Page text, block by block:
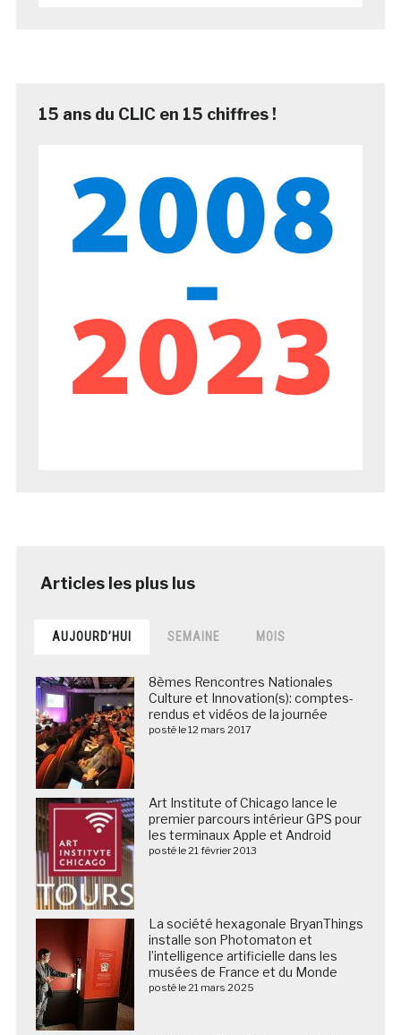
15 ans du CLIC en 15 chiffres !
AUJOURD’HUI SEMAINE MOIS
8èmes Rencontres Nationales
Culture et Innovation(s): comptes-
rendus et vidéos de la journée
posté le 12 mars 2017
Art Institute of Chicago lance le
premier parcours intérieur GPS pour
les terminaux Apple et Android
posté le 21 février 2013
La société hexagonale BryanThings
installe son Photomaton et
l’intelligence artificielle dans les
musées de France et du Monde
posté le 21 mars 2025